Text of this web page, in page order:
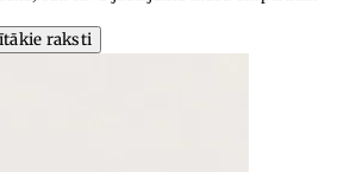
raksti